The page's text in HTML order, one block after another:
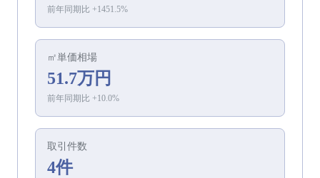
前年同期比 +1451.5%
㎡単価相場
51.7万円
前年同期比 +10.0%
取引件数
4件